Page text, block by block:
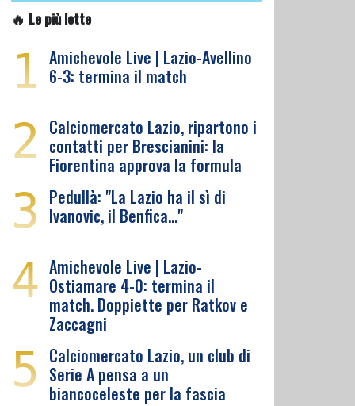
🔥 Le più lette
1 Amichevole Live | Lazio-Avellino
6-3: termina il match
2 Calciomercato Lazio, ripartono i
contatti per Brescianini: la
Fiorentina approva la formula
3 Pedullà: "La Lazio ha il sì di
Ivanovic, il Benfica…"
4 Amichevole Live | Lazio-
Ostiamare 4-0: termina il
match. Doppiette per Ratkov e
Zaccagni
5 Calciomercato Lazio, un club di
Serie A pensa a un
biancoceleste per la fascia